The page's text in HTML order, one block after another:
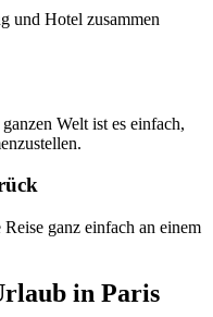
und Hotel zusammen
Welt ist es einfach,
ganz einfach an einem
in Paris